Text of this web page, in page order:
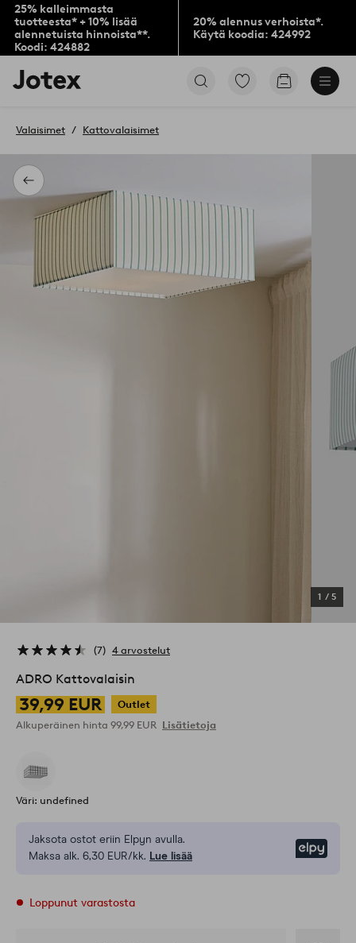
25% kalleimmasta
tuotteesta* + 10% lisää
alennetuista hinnoista**.
Koodi: 424882
20% alennus verhoista*.
Käytä koodia: 424992
Jotex-
logo
aloitussivulle
Siirry
Siirry
Takaisin
Valaisimet Kattovalaisimet
1 / 5
7 4 arvostelut
ADRO Kattovalaisin
39,99 EUR
Outlet
Alkuperäinen hinta 99,99 EUR Lisätietoja
Väri: undefined
Jaksota ostot eriin Elpyn avulla.
Maksa alk. 6,30 EUR/kk. Lue lisää
Loppunut varastosta